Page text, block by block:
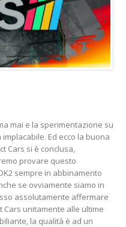
mai e la sperimentazione su
Ed ecco la buona
Cars si è conclusa,
provare questo
sempre in abbinamento
se ovviamente siamo in
assolutamente affermare
Cars unitamente alle ultime
la qualità è ad un